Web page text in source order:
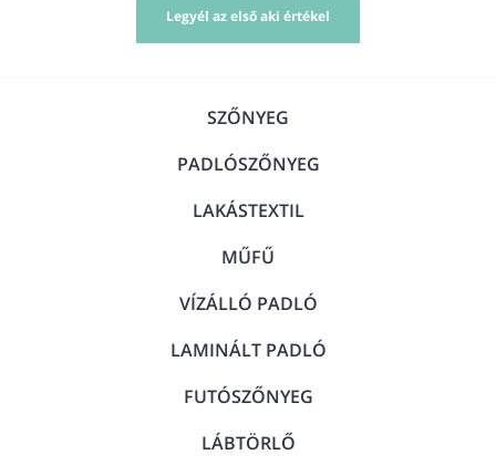
Legyél az első aki értékel
SZŐNYEG
PADLÓSZŐNYEG
LAKÁSTEXTIL
MŰFŰ
VÍZÁLLÓ PADLÓ
LAMINÁLT PADLÓ
FUTÓSZŐNYEG
LÁBTÖRLŐ